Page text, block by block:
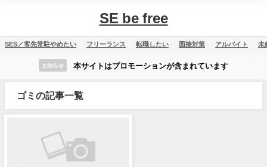
SE be free
SES／客先常駐やめたい フリーランス 転職したい 面接対策 アルバイト 未
お知らせ 本サイトはプロモーションが含まれています
ゴミの記事一覧